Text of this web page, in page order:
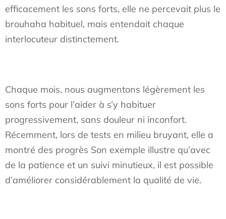
efficacement les sons forts, elle ne percevait plus le
brouhaha habituel, mais entendait chaque
interlocuteur distinctement.
Chaque mois, nous augmentons légèrement les
sons forts pour l’aider à s’y habituer
progressivement, sans douleur ni inconfort.
Récemment, lors de tests en milieu bruyant, elle a
montré des progrès Son exemple illustre qu’avec
de la patience et un suivi minutieux, il est possible
d’améliorer considérablement la qualité de vie.